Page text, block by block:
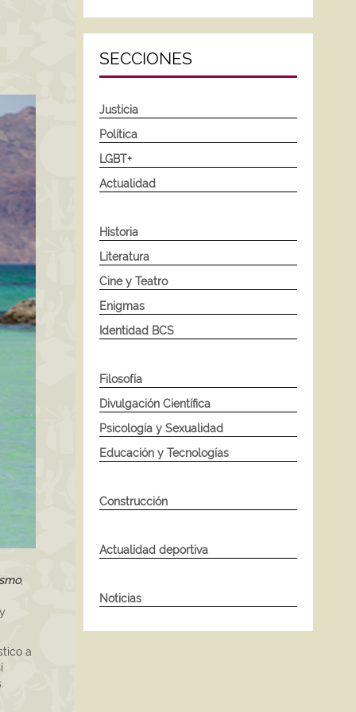
,
a
SECCIONES
Justicia
Política
LGBT+
Actualidad
Historia
Literatura
Cine y Teatro
Enigmas
Identidad BCS
Filosofía
Divulgación Científica
Psicología y Sexualidad
Educación y Tecnologías
Construcción
Actualidad deportiva
Noticias